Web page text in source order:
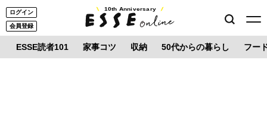
ログイン
会員登録
10th Anniversary
ESSE読者101 家事コツ 収納 50代からの暮らし フー